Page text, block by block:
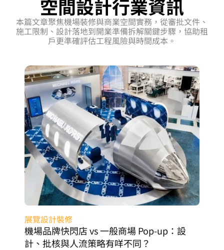
空間設計行業資訊
本篇文章聚焦機場裝修與商業空間實務，從審批文件、
施工限制、設計落地到開業準備拆解關鍵步驟，協助租
戶更準確評估工程風險與時間成本。
展覽設計裝修
機場品牌快閃店 vs 一般商場 Pop-up：設
計、批核與人流策略有咩不同？